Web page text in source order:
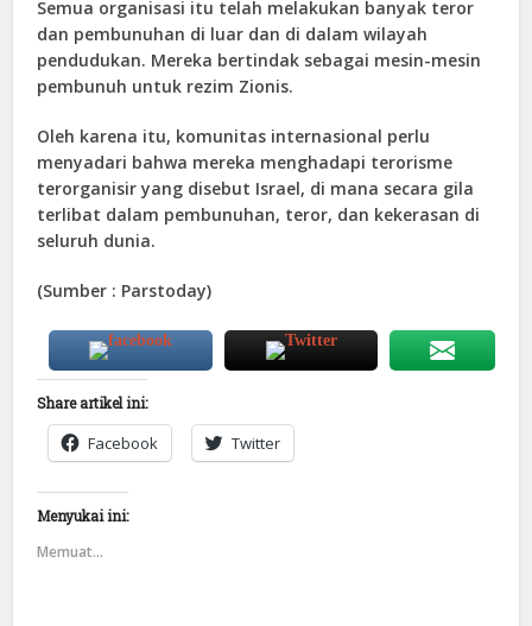
Semua organisasi itu telah melakukan banyak teror
dan pembunuhan di luar dan di dalam wilayah
pendudukan. Mereka bertindak sebagai mesin-mesin
pembunuh untuk rezim Zionis.
Oleh karena itu, komunitas internasional perlu
menyadari bahwa mereka menghadapi terorisme
terorganisir yang disebut Israel, di mana secara gila
terlibat dalam pembunuhan, teror, dan kekerasan di
seluruh dunia.
(Sumber : Parstoday)
Share artikel ini:
Facebook Twitter
Menyukai ini:
Memuat...